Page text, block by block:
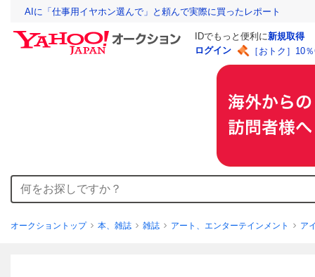
AIに「仕事用イヤホン選んで」と頼んで実際に買ったレポート
IDでもっと便利に新規取得
ログイン
［おトク］10
オークショントップ 本、雑誌 雑誌 アート、エンターテインメント ア